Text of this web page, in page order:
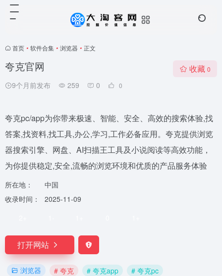
首页 • 软件合集 • 浏览器 • 正文
夸克官网
9个月前发布 259 0 0
收藏 0
夸克pc/app为你带来极速、智能、安全、高效的搜索体验,找
答案,找资料,找工具,办公,学习,工作必备应用。夸克提供浏览
器搜索引擎、网盘、AI扫描王工具及小说阅读等高效功能，
为你提供稳定,安全,流畅的浏览环境和优质的产品服务体验
所在地：
中国
收录时间：
2025-11-09
打开网站
浏览器 # 夸克 # 夸克app
# 夸克pc